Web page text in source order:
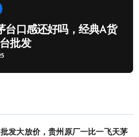
台口感还好吗，经典A货
批发
发大放价，贵州原厂一比一飞天茅